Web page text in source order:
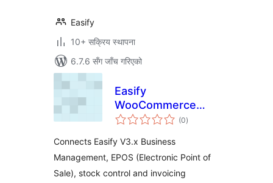
Easify
10+ सक्रिय स्थापना
6.7.6 सँग जाँच गरिएको
Easify
WooCommerce
Connector
(0कुल
रेटिङ्गहरू
)
Connects Easify V3.x Business
Management, EPOS (Electronic Point of
Sale), stock control and invoicing